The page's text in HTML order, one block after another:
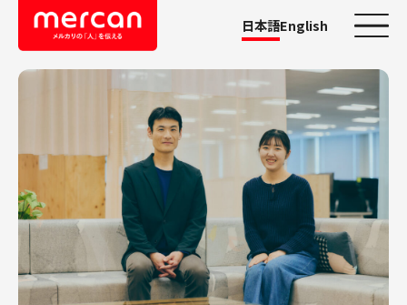
日本語English
カテゴリーから探す
会社・事業
鹿島アントラーズ
Ads
メルカリ
メルペイ
メルコイン